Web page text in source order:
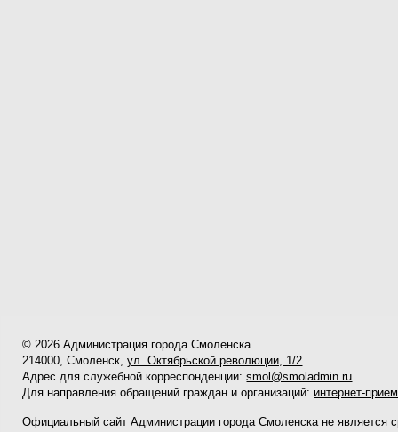
© 2026 Администрация города Смоленска
214000, Смоленск,ул. Октябрьской революции, 1/2
Адрес для служебной корреспонденции:smol@smoladmin.ru
Для направления обращений граждан и организаций: интернет-
Официальный сайт Администрации города Смоленска не является